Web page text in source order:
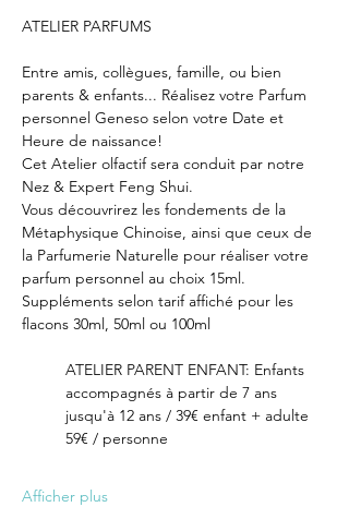
ATELIER PARFUMS
Entre amis, collègues, famille, ou bien
parents & enfants... Réalisez votre Parfum
personnel Geneso selon votre Date et
Heure de naissance!
Cet Atelier olfactif sera conduit par notre
Nez & Expert Feng Shui.
Vous découvrirez les fondements de la
Métaphysique Chinoise, ainsi que ceux de
la Parfumerie Naturelle pour réaliser votre
parfum personnel au choix 15ml.
Suppléments selon tarif affiché pour les
flacons 30ml, 50ml ou 100ml
ATELIER PARENT ENFANT: Enfants
accompagnés à partir de 7 ans
jusqu'à 12 ans / 39€ enfant + adulte
59€ / personne
Afficher plus